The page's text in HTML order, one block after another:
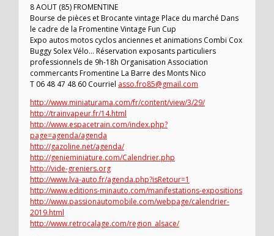
8 AOUT (85) FROMENTINE
Bourse de pièces et Brocante vintage Place du marché Dans
le cadre de la Fromentine Vintage Fun Cup
Expo autos motos cyclos anciennes et animations Combi Cox
Buggy Solex Vélo… Réservation exposants particuliers
professionnels de 9h-18h Organisation Association
commercants Fromentine La Barre des Monts Nico
T 06 48 47 48 60 Courriel asso.fro85@gmail.com
http://www.miniaturama.com/fr/content/view/3/29/
http://trainvapeur.fr/14.html
http://www.espacetrain.com/index.php?
page=agenda/agenda
http://gazoline.net/agenda/
http://genieminiature.com/Calendrier.php
http://vide-greniers.org
http://www.lva-auto.fr/agenda.php?isRetour=1
http://www.editions-minauto.com/manifestations-expositions
http://www.passionautomobile.com/webpage/calendrier-
2019.html
http://www.retrocalage.com/region_alsace/